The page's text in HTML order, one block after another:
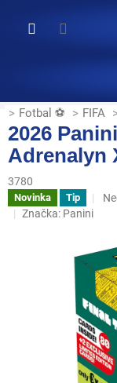
obsah
Fotbal ⚽ FIFA
2026
Adrenalyn
3780
Novinka Tip
0,0
z
5
Značka: Panini